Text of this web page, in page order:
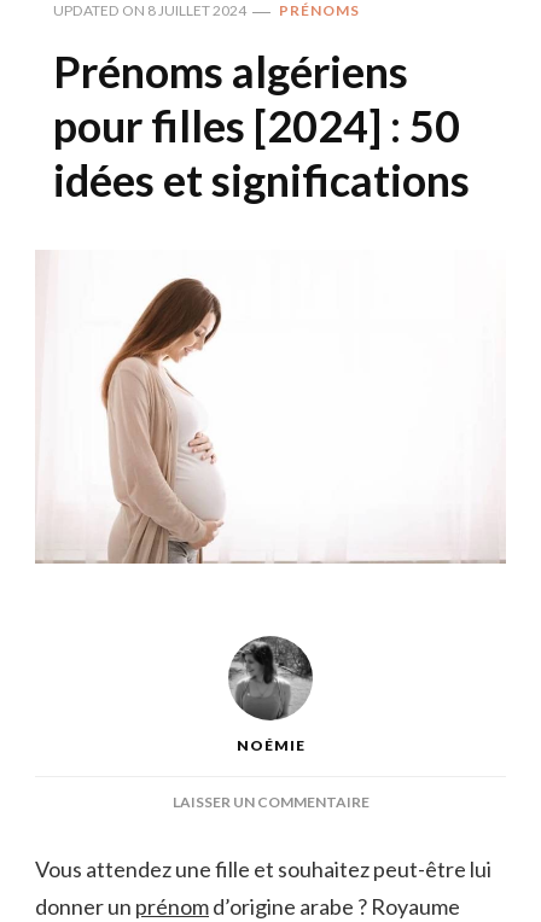
UPDATED ON 8 JUILLET 2024 PRÉNOMS
Prénoms algériens
pour filles [2024] : 50
idées et significations
NOÉMIE
LAISSER UN COMMENTAIRESUR
POUR
FILLES
Vous attendez une fille et souhaitez peut-être lui
donner un prénomd’origine arabe ? Royaume